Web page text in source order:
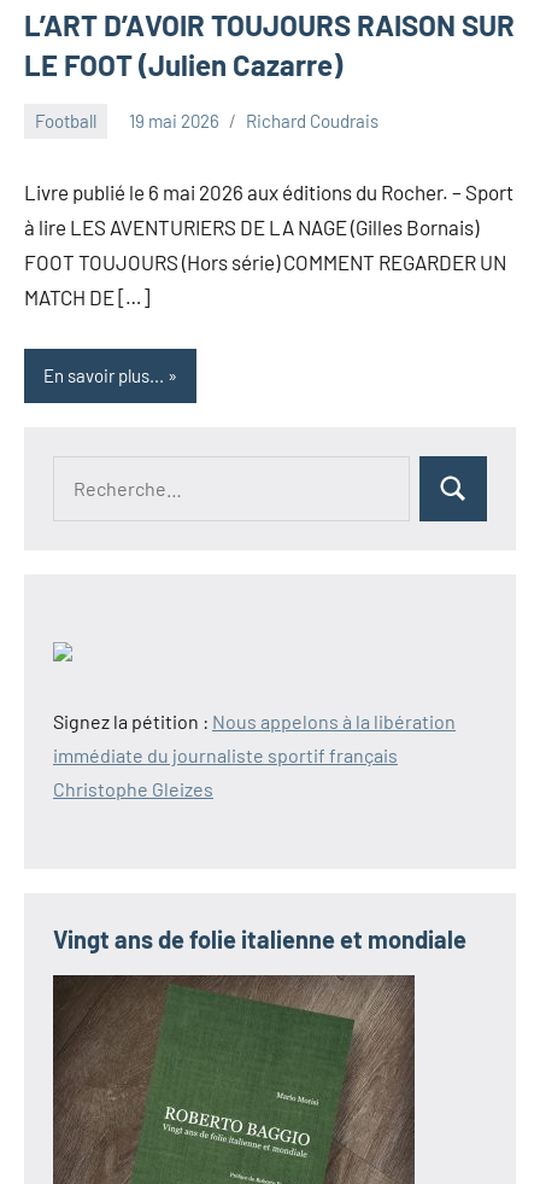
L’ART D’AVOIR TOUJOURS RAISON SUR
LE FOOT (Julien Cazarre)
Football 19 mai 2026 Richard Coudrais
Livre publié le 6 mai 2026 aux éditions du Rocher. – Sport
à lire LES AVENTURIERS DE LA NAGE (Gilles Bornais)
FOOT TOUJOURS (Hors série) COMMENT REGARDER UN
MATCH DE […]
En savoir plus...
Rechercher
Signez la pétition : Nous appelons à la libération
immédiate du journaliste sportif français
Christophe Gleizes
Vingt ans de folie italienne et mondiale